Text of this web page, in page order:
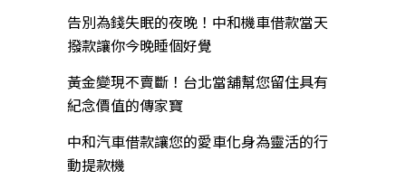
告別為錢失眠的夜晚！中和機車借款當天
撥款讓你今晚睡個好覺
黃金變現不賣斷！台北當舖幫您留住具有
紀念價值的傳家寶
中和汽車借款讓您的愛車化身為靈活的行
動提款機